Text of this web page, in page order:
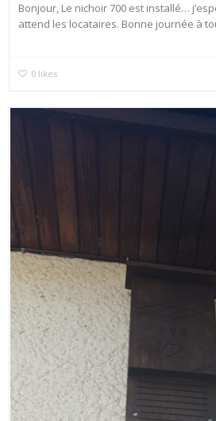
Bonjour, Le nichoir 700 est installé…
attend les locataires. Bonne journée à
0 likes